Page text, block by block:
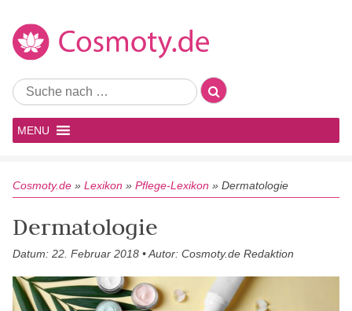
MENU
Cosmoty.de » Lexikon » Pflege-Lexikon » Dermatologie
Dermatologie
Datum: 22. Februar 2018 • Autor: Cosmoty.de Redaktion